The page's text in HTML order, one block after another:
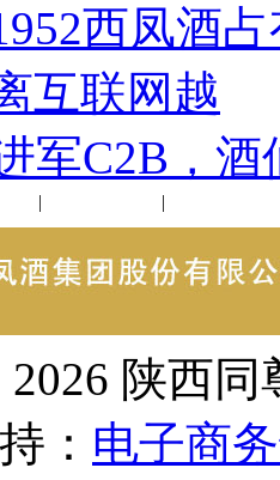
1952西凤酒
互联网越
军C2B，
| |
2026 陕西
： 电子商